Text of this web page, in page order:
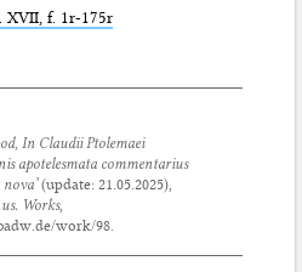
XVII, f. 1r-175r
In Claudii Ptolemaei
apotelesmata commentarius
nova’(update:21.05.2025),
Works,
work/98.